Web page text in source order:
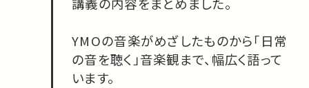
YMOの音楽がめざしたものから「日常
の音を聴く」音楽観まで、幅広く語って
います。